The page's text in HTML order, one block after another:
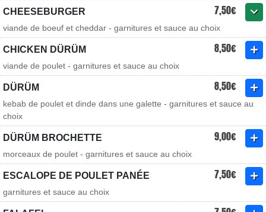
CHEESEBURGER 7,50€
viande de boeuf et cheddar - garnitures et sauce au choix
CHICKEN DÜRÜM 8,50€
viande de poulet - garnitures et sauce au choix
DÜRÜM 8,50€
kebab de poulet et dinde dans une galette - garnitures et sauce au
choix
DÜRÜM BROCHETTE 9,00€
morceaux de poulet - garnitures et sauce au choix
ESCALOPE DE POULET PANÉE 7,50€
garnitures et sauce au choix